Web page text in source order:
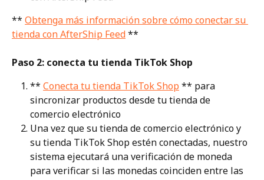
** Obtenga más información sobre cómo conectar su
tienda con AfterShip Feed **
Paso 2: conecta tu tienda TikTok Shop
** Conecta tu tienda TikTok Shop ** para
sincronizar productos desde tu tienda de
comercio electrónico
Una vez que su tienda de comercio electrónico y
su tienda TikTok Shop estén conectadas, nuestro
sistema ejecutará una verificación de moneda
para verificar si las monedas coinciden entre las